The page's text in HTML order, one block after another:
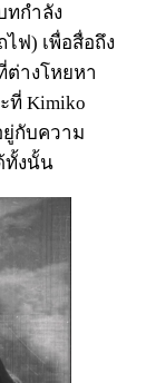
กำลัง
ฟ) เพื่อสื่อถึง
างโหยหา
Kimiko
ยู่กับความ
ทั้งนั้น